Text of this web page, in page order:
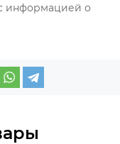
с информацией о